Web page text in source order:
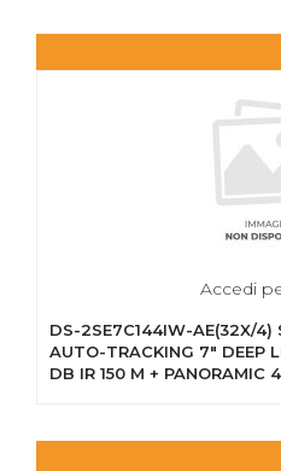
Accedi
DS-2SE7C144IW-AE(32X/4)
AUTO-TRACKING 7" DEEP
DB IR 150 M + PANORAMIC